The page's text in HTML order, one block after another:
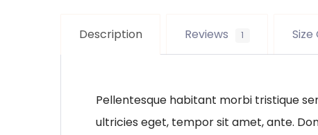
Description Reviews 1 Size
Pellentesque habitant morbi tristique
ultricies eget, tempor sit amet, ante.